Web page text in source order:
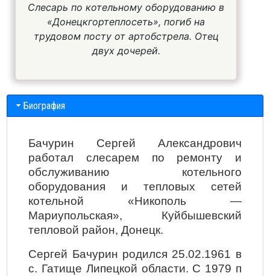
Слесарь по котельному оборудованию в
«Донецкгортеплосеть», погиб на
трудовом посту от артобстрела. Отец
двух дочерей.
Биография
Бачурин Сергей Александрович
работал слесарем по ремонту и
обслуживанию котельного
оборудования и тепловых сетей
котельной «Никополь —
Мариупольская», Куйбышевский
тепловой район, Донецк.
Сергей Бачурин родился 25.02.1961 в
с. Гатище Липецкой области. С 1979 п